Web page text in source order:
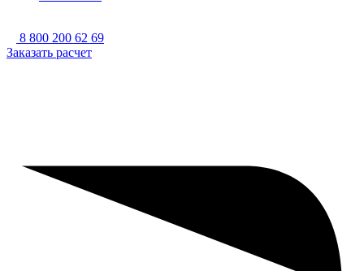
8 800 200 62 69
Заказать расчет